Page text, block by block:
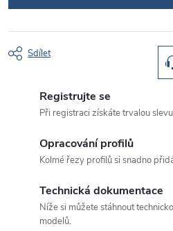
Sdílet
Registrujte se
Při registraci získáte trvalou
Opracování profilů
Kolmé řezy profilů si snadno
Technická dokumentace
Níže si můžete stáhnout
modelů.